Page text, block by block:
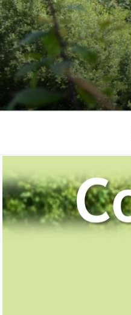
Aller
au
contenu
principal